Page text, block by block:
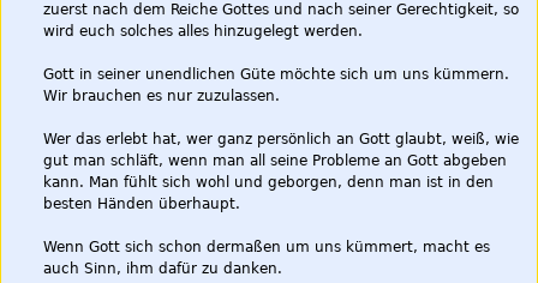
zuerst nach dem Reiche Gottes und nach seiner Gerechtigkeit, so
wird euch solches alles hinzugelegt werden.
Gott in seiner unendlichen Güte möchte sich um uns kümmern.
Wir brauchen es nur zuzulassen.
Wer das erlebt hat, wer ganz persönlich an Gott glaubt, weiß, wie
gut man schläft, wenn man all seine Probleme an Gott abgeben
kann. Man fühlt sich wohl und geborgen, denn man ist in den
besten Händen überhaupt.
Wenn Gott sich schon dermaßen um uns kümmert, macht es
auch Sinn, ihm dafür zu danken.